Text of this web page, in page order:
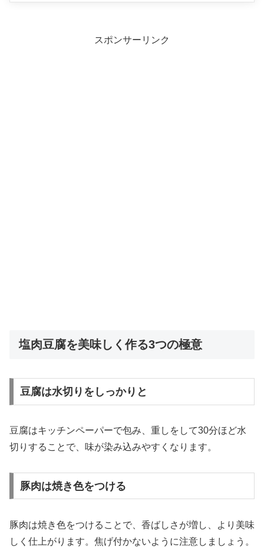
スポンサーリンク
塩肉豆腐を美味しく作る3つの極意
豆腐は水切りをしっかりと
豆腐はキッチンペーパーで包み、重しをして30分ほど水
切りすることで、味が染み込みやすくなります。
豚肉は焼き色をつける
豚肉は焼き色をつけることで、香ばしさが増し、より美味
しく仕上がります。焦げ付かないように注意しましょう。